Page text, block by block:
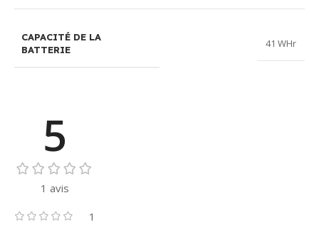
CAPACITÉ DE LA
BATTERIE
41 WHr
5
1 avis
1